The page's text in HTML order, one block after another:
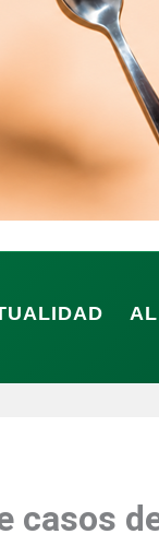
casos